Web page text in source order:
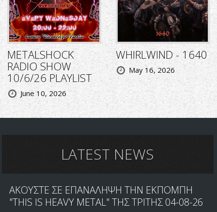
METALSHOCK
RADIO SHOW
10/6/26 PLAYLIST
June 10, 2026
WHIRLWIND - 1640
May 16, 2026
LATEST NEWS
ΑΚΟΥΣΤΕ ΣΕ ΕΠΑΝΑΛΗΨΗ ΤΗΝ ΕΚΠΟΜΠΗ
"THIS IS HEAVY METAL" ΤΗΣ ΤΡΙΤΗΣ 04-08-26